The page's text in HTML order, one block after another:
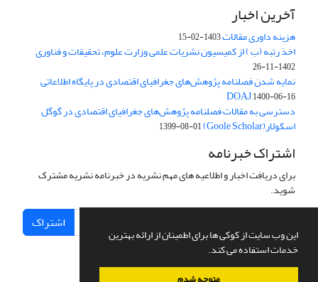
این وب سایت از کوکی ها برای اطمینان از ارائه بهترین
خدمات استفاده می کند.
آخرین اخبار
هزینه داوری مقالات1403-02-15
اخذ رتبه (ب ) از کمیسیون نشریات علمی وزارت علوم، تحقیقات و فناوری
1402-11-26
نمایه شدن فصلنامه پژوهش‌های جغرافیای اقتصادی در پایگاه اطلاعاتی
DOAJ1400-06-16
دسترسی به مقالات فصلنامه پژوهش‌های جغرافیای اقتصادی در گوگل
اسکولار(Goole Scholar) 1399-08-01
اشتراک خبرنامه
برای دریافت اخبار و اطلاعیه های مهم نشریه در خبرنامه نشریه مشترک
شوید.
اشتراک